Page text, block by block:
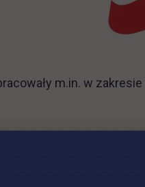
m.in. w